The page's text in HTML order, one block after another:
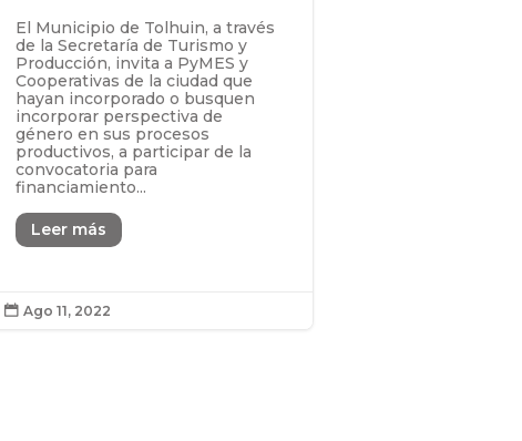
El Municipio de Tolhuin, a través
de la Secretaría de Turismo y
Producción, invita a PyMES y
Cooperativas de la ciudad que
hayan incorporado o busquen
incorporar perspectiva de
género en sus procesos
productivos, a participar de la
convocatoria para
financiamiento...
Leer más
 Ago 11, 2022